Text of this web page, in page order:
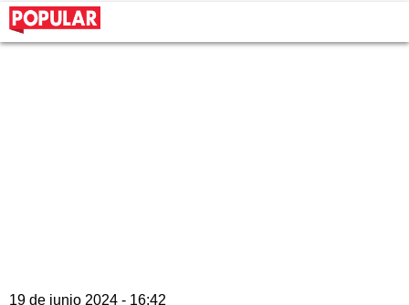
19 de junio 2024 - 16:42